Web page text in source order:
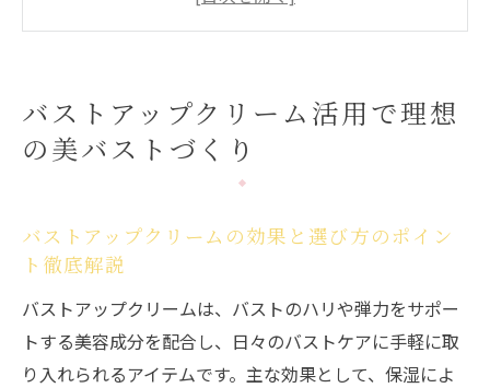
理想の美バストを目指すバストアップクリ
効果を実感する方法
バストアップクリームはどこまで変化を期
バストアップクリームを毎日続けるコツと
注意点
エステの施術が導くふっくら新感覚のバストケ
ア
エステ施術とバストアップクリーム併用の
バストアップクリーム活用で理想
の美バストづくり
バストアップクリームの効果と選び方のポイン
ト徹底解説
バストアップクリームは、バストのハリや弾力をサポー
トする美容成分を配合し、日々のバストケアに手軽に取
り入れられるアイテムです。主な効果として、保湿によ